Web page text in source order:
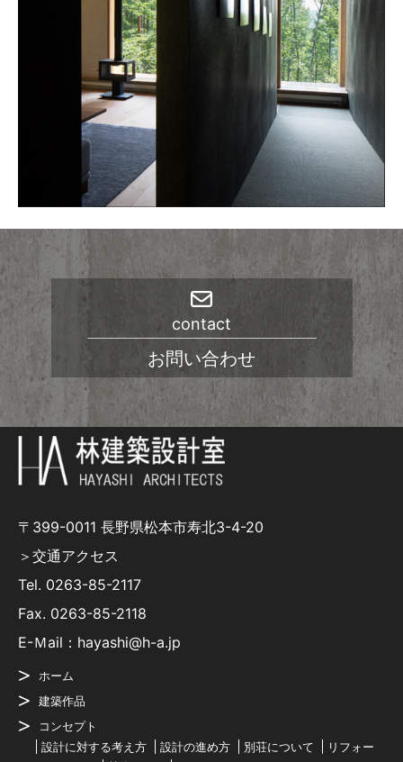
contact
お問い合わせ
〒399-0011 長野県松本市寿北3-4-20
＞交通アクセス
Tel. 0263-85-2117
Fax. 0263-85-2118
E-Ｍail：hayashi@h-a.jp
ホーム
建築作品
コンセプト
設計に対する考え方
設計の進め方 別荘について
リフォー